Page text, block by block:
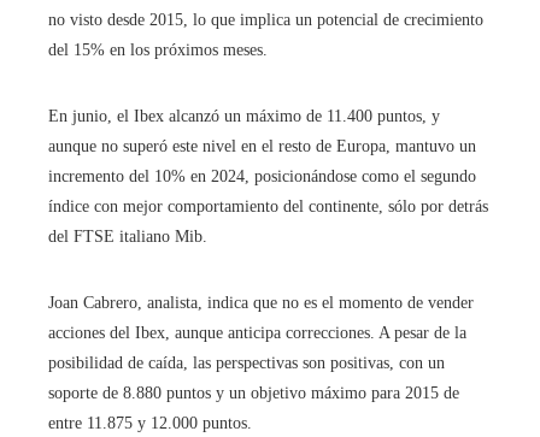
no visto desde 2015, lo que implica un potencial de crecimiento
del 15% en los próximos meses.
En junio, el Ibex alcanzó un máximo de 11.400 puntos, y
aunque no superó este nivel en el resto de Europa, mantuvo un
incremento del 10% en 2024, posicionándose como el segundo
índice con mejor comportamiento del continente, sólo por detrás
del FTSE italiano Mib.
Joan Cabrero, analista, indica que no es el momento de vender
acciones del Ibex, aunque anticipa correcciones. A pesar de la
posibilidad de caída, las perspectivas son positivas, con un
soporte de 8.880 puntos y un objetivo máximo para 2015 de
entre 11.875 y 12.000 puntos.